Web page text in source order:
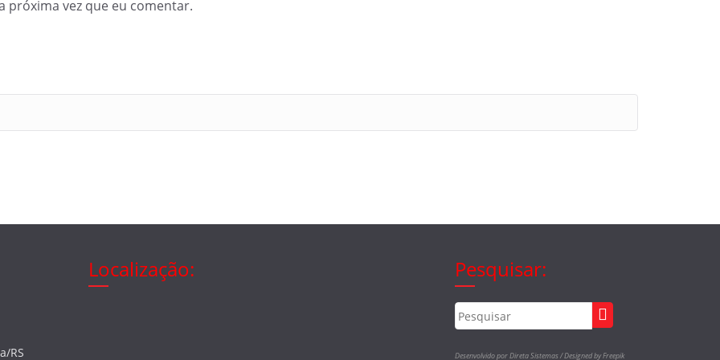
próxima vez que eu comentar.
RS
Localização: Pesquisar:
Desenvolvido por Direta Sistemas /Designed by Freepik